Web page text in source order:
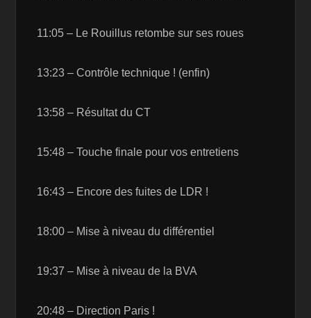
11:05 – Le Rouillus retombe sur ses roues
13:23 – Contrôle technique ! (enfin)
13:58 – Résultat du CT
15:48 – Touche finale pour vos entretiens
16:43 – Encore des fuites de LDR !
18:00 – Mise à niveau du différentiel
19:37 – Mise à niveau de la BVA
20:48 – Direction Paris !